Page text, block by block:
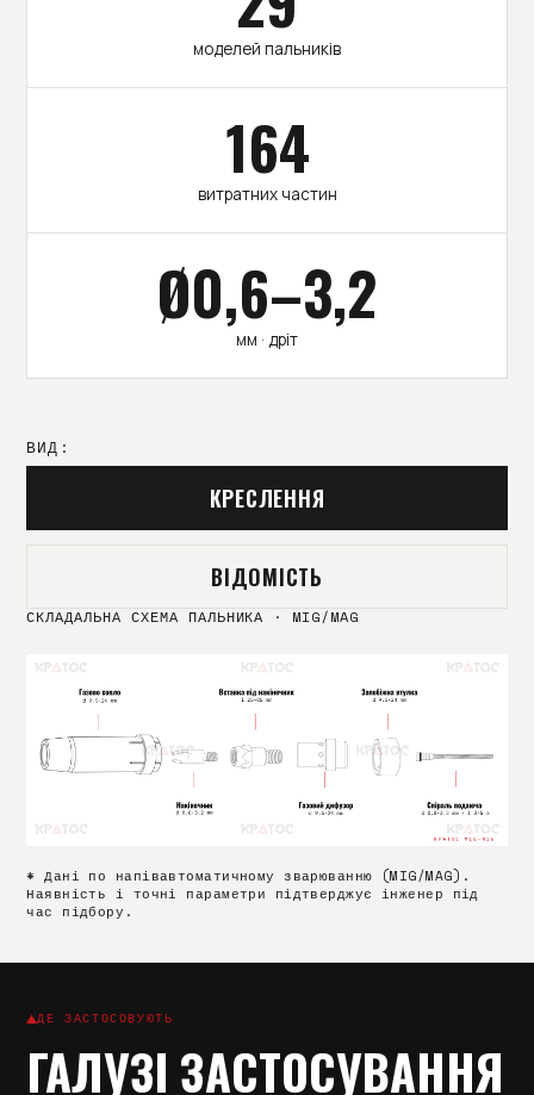
моделей пальників
164
витратних частин
Ø0,6–3,2
мм · дріт
ВИД:
КРЕСЛЕННЯ
ВІДОМІСТЬ
СКЛАДАЛЬНА СХЕМА ПАЛЬНИКА · MIG/MAG
* Дані по напівавтоматичному зварюванню (MIG/MAG).
Наявність і точні параметри підтверджує інженер під
час підбору.
ДЕ ЗАСТОСОВУЮТЬ
ГАЛУЗІ ЗАСТОСУВАННЯ